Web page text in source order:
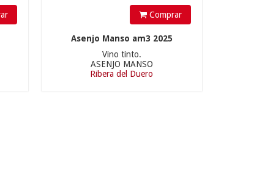
Comprar
Asenjo Manso am3 2025
Vino tinto.
ASENJO MANSO
Ribera del Duero